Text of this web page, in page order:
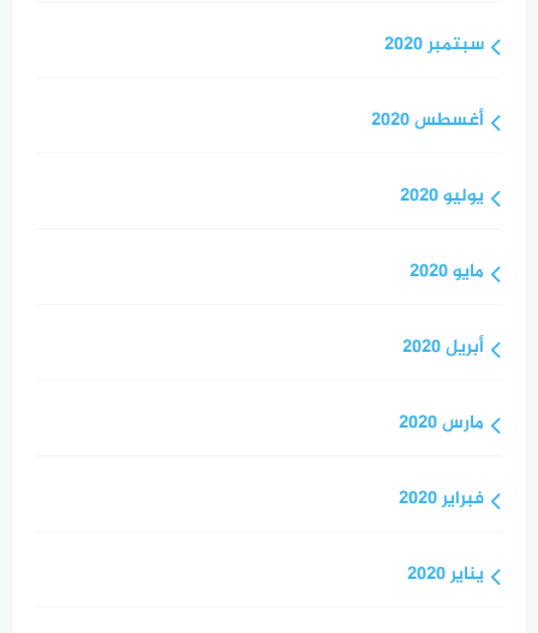
سبتمبر 2020
أغسطس 2020
يوليو 2020
مايو 2020
أبريل 2020
مارس 2020
فبراير 2020
يناير 2020